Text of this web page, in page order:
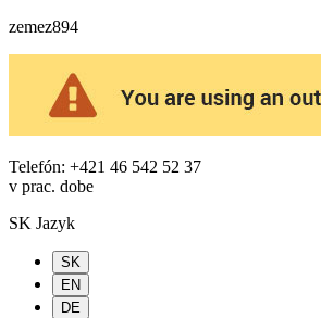
zemez894
Telefón: +421 46 542 52 37
v prac. dobe
SK Jazyk
SK
EN
DE